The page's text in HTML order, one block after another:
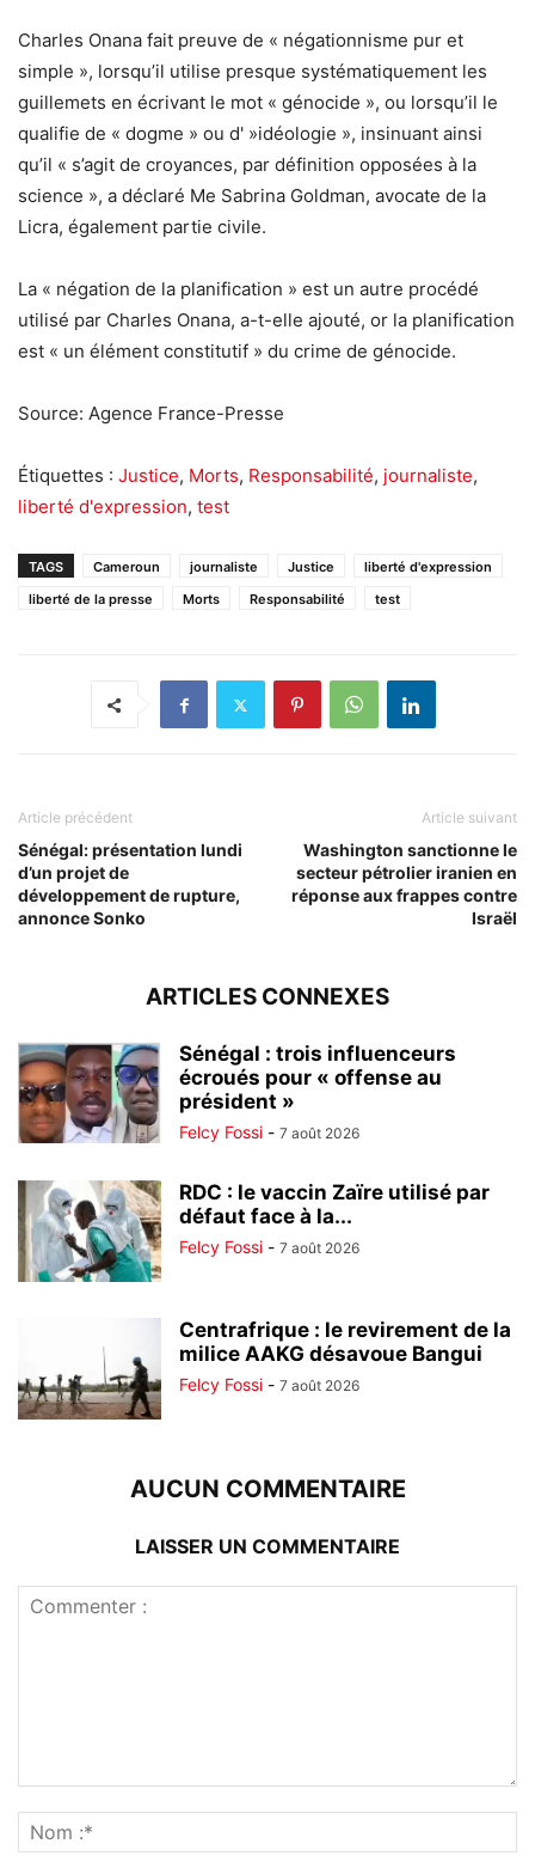
Charles Onana fait preuve de « négationnisme pur et
simple », lorsqu’il utilise presque systématiquement les
guillemets en écrivant le mot « génocide », ou lorsqu’il le
qualifie de « dogme » ou d' »idéologie », insinuant ainsi
qu’il « s’agit de croyances, par définition opposées à la
science », a déclaré Me Sabrina Goldman, avocate de la
Licra, également partie civile.
La « négation de la planification » est un autre procédé
utilisé par Charles Onana, a-t-elle ajouté, or la planification
est « un élément constitutif » du crime de génocide.
Source: Agence France-Presse
Étiquettes : Justice, Morts, Responsabilité, journaliste,
liberté d'expression, test
TAGS Cameroun journaliste Justice
liberté d'expression
liberté de la presse
Morts Responsabilité test
Article précédent
Sénégal: présentation lundi
d’un projet de
développement de rupture,
annonce Sonko
Article suivant
Washington sanctionne le
secteur pétrolier iranien en
réponse aux frappes contre
Israël
ARTICLES CONNEXES
Sénégal : trois influenceurs
écroués pour « offense au
président »
Felcy Fossi - 7 août 2026
RDC : le vaccin Zaïre utilisé par
défaut face à la...
Felcy Fossi - 7 août 2026
Centrafrique : le revirement de la
milice AAKG désavoue Bangui
Felcy Fossi - 7 août 2026
AUCUN COMMENTAIRE
LAISSER UN COMMENTAIRE